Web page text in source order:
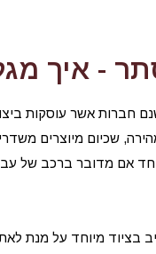
- איך
חברות אשר עוסקות
שכיום מיוצרים
אם מדובר ברכב של
בציוד מיוחד על מנת